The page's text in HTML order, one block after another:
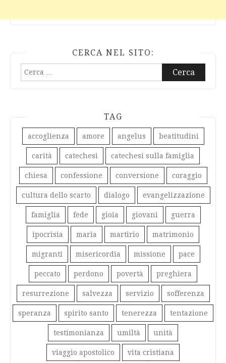
CERCA NEL SITO:
Ricerca
TAG
accoglienza amore angelus beatitudini
carità catechesi catechesi sulla famiglia
chiesa confessione conversione coraggio
cultura dello scarto dialogo evangelizzazione
famiglia fede gioia giovani guerra
ipocrisia maria martirio matrimonio
migranti misericordia missione pace
peccato perdono povertà preghiera
resurrezione salvezza servizio sofferenza
speranza spirito santo tenerezza tentazione
testimonianza umiltà unità
viaggio apostolico vita cristiana